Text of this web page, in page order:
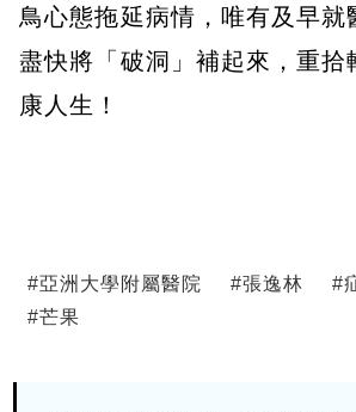
鳥心態拖延病情，唯有及早就
盡快將「破洞」補起來，重拾
康人生！
#亞洲大學附屬醫院 #張逸林 #
#芒果